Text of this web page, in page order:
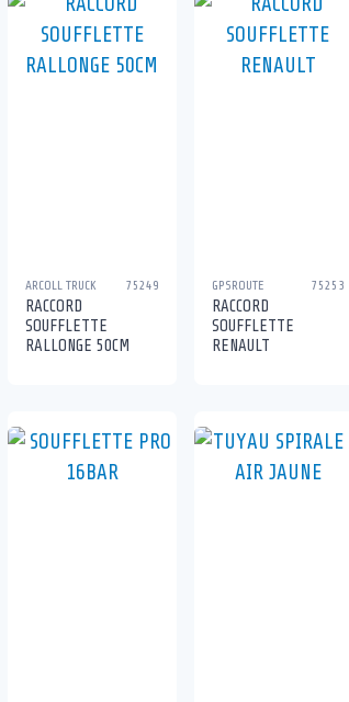
ARCOLL TRUCK 75249
RACCORD
SOUFFLETTE
RALLONGE 50CM
GPSROUTE 75253
RACCORD
SOUFFLETTE
RENAULT